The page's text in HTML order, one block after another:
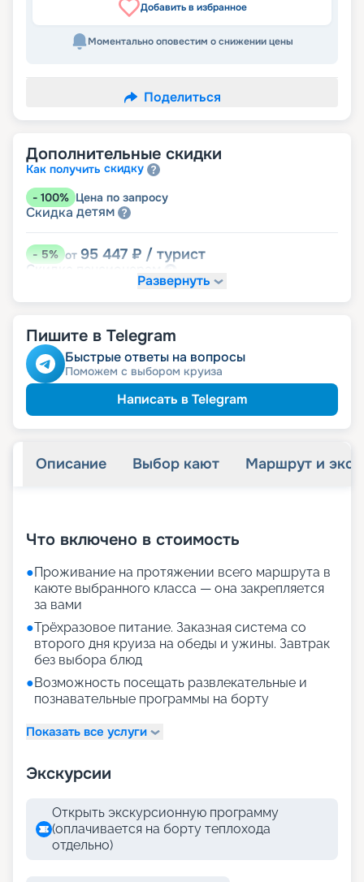
Добавить в избранное
Моментально оповестим о снижении цены
Поделиться
Дополнительные скидки
Как получить скидку
- 100% Цена по запросу
Скидка детям
-5% от 95 447 ₽ / турист
Скидка
Развернуть
Пишите в Telegram
Быстрые ответы на вопросы
Поможем с выбором круиза
Написать в Telegram
Описание Выбор кают Маршрут и
Что включено в стоимость
●Проживание на протяжении всего маршрута в
каюте выбранного класса — она закрепляется
за вами
●Трёхразовое питание. Заказная система со
второго дня круиза на обеды и ужины. Завтрак
без выбора блюд
●Возможность посещать развлекательные и
познавательные программы на борту
Показать все услуги
Экскурсии
Открыть экскурсионную программу
(оплачивается на борту теплохода
отдельно)